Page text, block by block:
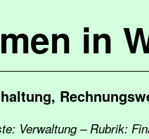
in
Verwaltung – Rubrik: